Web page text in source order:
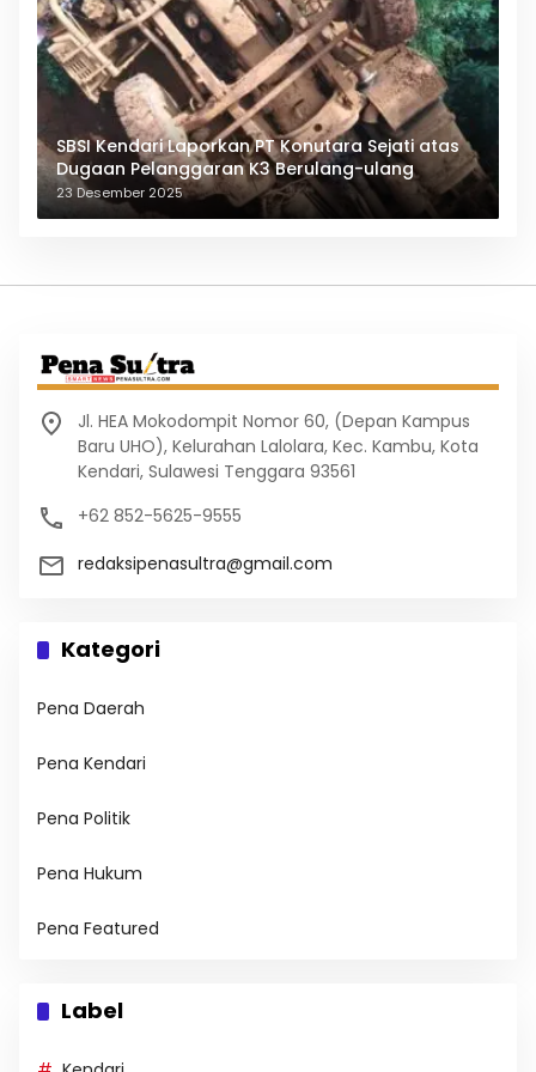
SBSI Kendari Laporkan PT Konutara Sejati atas
Dugaan Pelanggaran K3 Berulang-ulang
23 Desember 2025
Jl. HEA Mokodompit Nomor 60, (Depan Kampus
Baru UHO), Kelurahan Lalolara, Kec. Kambu, Kota
Kendari, Sulawesi Tenggara 93561
+62 852-5625-9555
redaksipenasultra@gmail.com
Kategori
Pena Daerah
Pena Kendari
Pena Politik
Pena Hukum
Pena Featured
Label